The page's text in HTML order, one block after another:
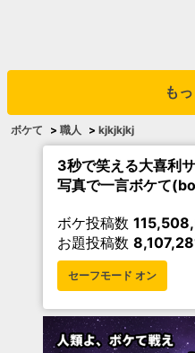
も
ボケて > 職人 > kjkjkjkj
3秒で笑える大喜利
写真で一言ボケて
ボケ投稿数
お題投稿数
セーフモード オン